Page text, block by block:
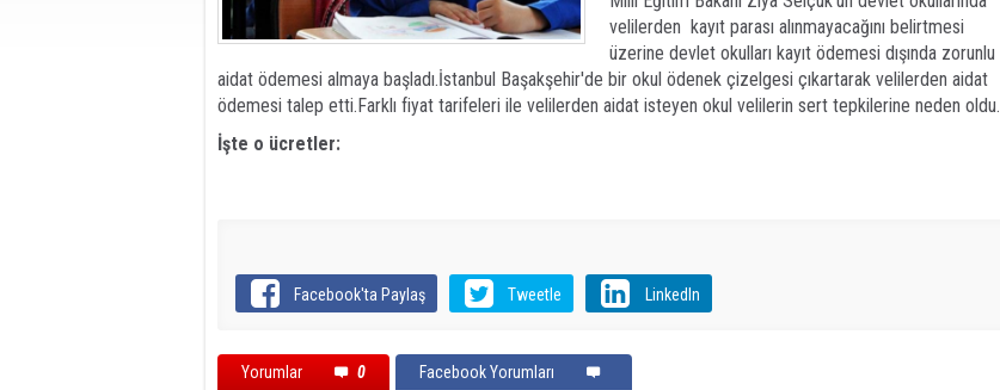
velilerden kayıt parası alınmayacağını belirtmesi
üzerine devlet okulları kayıt ödemesi dışında zorunlu
aidat ödemesi almaya başladı.İstanbul Başakşehir'de bir okul ödenek çizelgesi çıkartarak velilerden aidat
ödemesi talep etti.Farklı fiyat tarifeleri ile velilerden aidat isteyen okul velilerin sert tepkilerine neden oldu.
İşte o ücretler:
Facebook'ta Paylaş Tweetle LinkedIn
Yorumlar 0 Facebook Yorumları